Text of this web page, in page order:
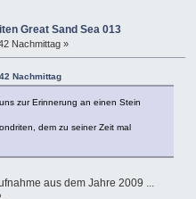
Great Sand Sea 013
Nachmittag »
Nachmittag
zur Erinnerung an einen Stein
dem zu seiner Zeit mal
aus dem Jahre 2009 ...